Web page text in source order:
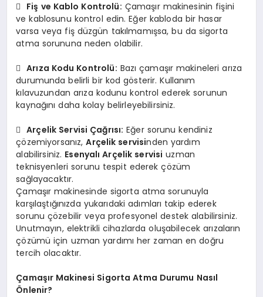
 Fiş ve Kablo Kontrolü: Çamaşır makinesinin fişini
ve kablosunu kontrol edin. Eğer kabloda bir hasar
varsa veya fiş düzgün takılmamışsa, bu da sigorta
atma sorununa neden olabilir.
Arıza Kodu Kontrolü: Bazı çamaşır makineleri arıza
durumunda belirli bir kod gösterir. Kullanım
kılavuzundan arıza kodunu kontrol ederek sorunun
kaynağını daha kolay belirleyebilirsiniz.
Arçelik Servisi Çağrısı: Eğer sorunu kendiniz
çözemiyorsanız,Arçelik servisinden yardım
alabilirsiniz. Esenyalı Arçelik servisi uzman
teknisyenleri sorunu tespit ederek çözüm
sağlayacaktır.
Çamaşır makinesinde sigorta atma sorunuyla
karşılaştığınızda yukarıdaki adımları takip ederek
sorunu çözebilir veya profesyonel destek alabilirsiniz.
Unutmayın, elektrikli cihazlarda oluşabilecek arızaların
çözümü için uzman yardımı her zaman en doğru
tercih olacaktır.
Çamaşır Makinesi Sigorta Atma Durumu Nasıl
Önlenir?